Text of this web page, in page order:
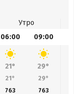
Утро
06:00 09:00
21° 29°
21° 29°
763 763